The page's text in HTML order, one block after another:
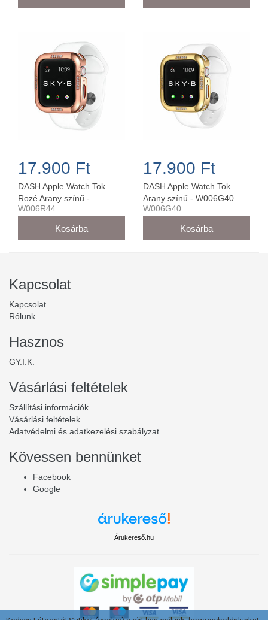
17.900 Ft
DASH Apple Watch Tok
Rozé Arany színű -
W006R44
W006R44
17.900 Ft
DASH Apple Watch Tok
Arany színű - W006G40
W006G40
Kapcsolat
Kapcsolat
Rólunk
Hasznos
GY.I.K.
Vásárlási feltételek
Szállítási információk
Vásárlási feltételek
Adatvédelmi és adatkezelési szabályzat
Kövessen bennünket
Facebook
Google
Árukereső.hu